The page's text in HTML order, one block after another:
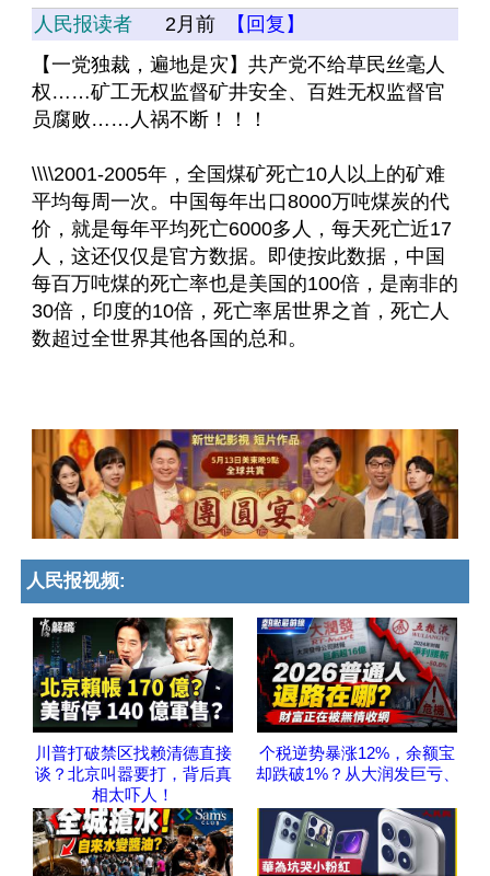
人民报读者 2月前
【回复】
【一党独裁，遍地是灾】共产党不给草民丝毫人
权……矿工无权监督矿井安全、百姓无权监督官
员腐败……人祸不断！！！
\\\\2001-2005年，全国煤矿死亡10人以上的矿难
平均每周一次。中国每年出口8000万吨煤炭的代
价，就是每年平均死亡6000多人，每天死亡近17
人，这还仅仅是官方数据。即使按此数据，中国
每百万吨煤的死亡率也是美国的100倍，是南非的
30倍，印度的10倍，死亡率居世界之首，死亡人
数超过全世界其他各国的总和。
人民报视频:
川普打破禁区找赖清德直接
谈？北京叫嚣要打，背后真
相太吓人！
个税逆势暴涨12%，余额宝
却跌破1%？从大润发巨亏、